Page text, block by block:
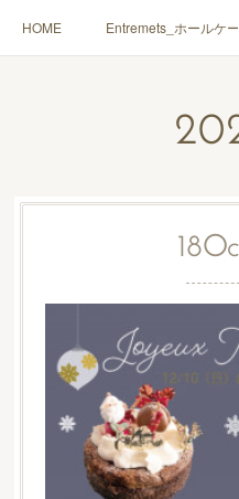
HOME Entremets_ホールケー
18